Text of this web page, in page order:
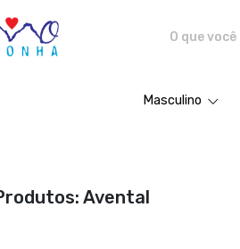
Masculino
Avental